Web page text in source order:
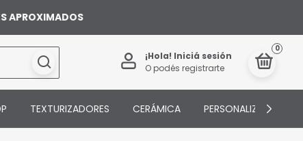
APROXIMADOS
¡Hola! Iniciá sesión
O podés registrarte
0
TEXTURIZADORES CERÁMICA PERSONALIZADOS